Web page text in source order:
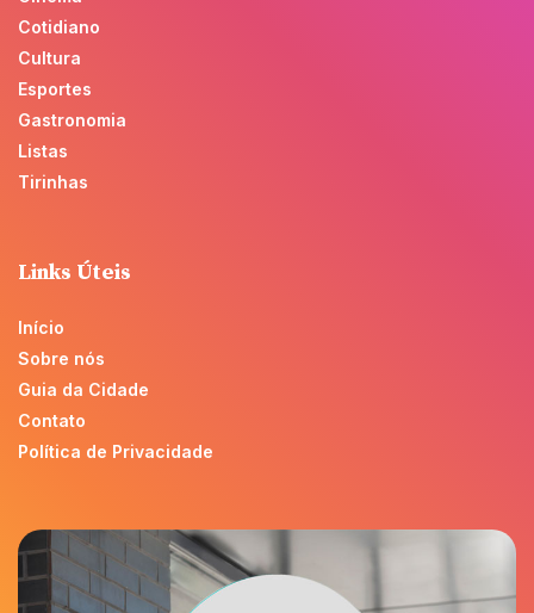
Cotidiano
Cultura
Esportes
Gastronomia
Listas
Tirinhas
Links Úteis
Início
Sobre nós
Guia da Cidade
Contato
Política de Privacidade